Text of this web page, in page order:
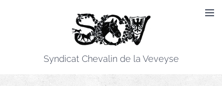
Syndicat Chevalin de la Veveyse